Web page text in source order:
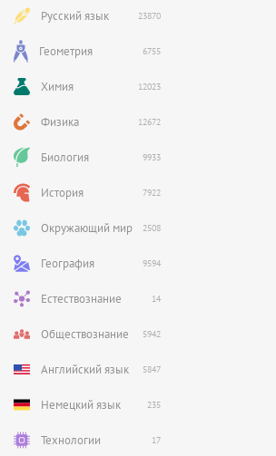
Русский язык 23870
Геометрия 6755
Химия 12023
Физика 12672
Биология 9933
История 7922
Окружающий мир 2508
География 9594
Естествознание 14
Обществознание 5942
Английский язык 5847
Немецкий язык 235
Технологии 17